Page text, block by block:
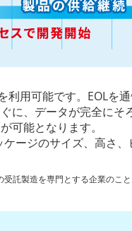
利用可能です。EOLを
に、データが完全にそ
可能となります。
ージのサイズ、高さ
託製造を専門とする企業のこ